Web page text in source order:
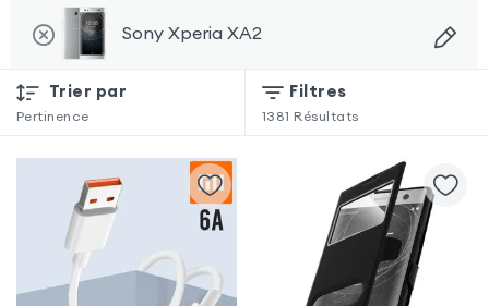
Sony Xperia XA2
Trier par
Pertinence
Filtres
1381 Résultats